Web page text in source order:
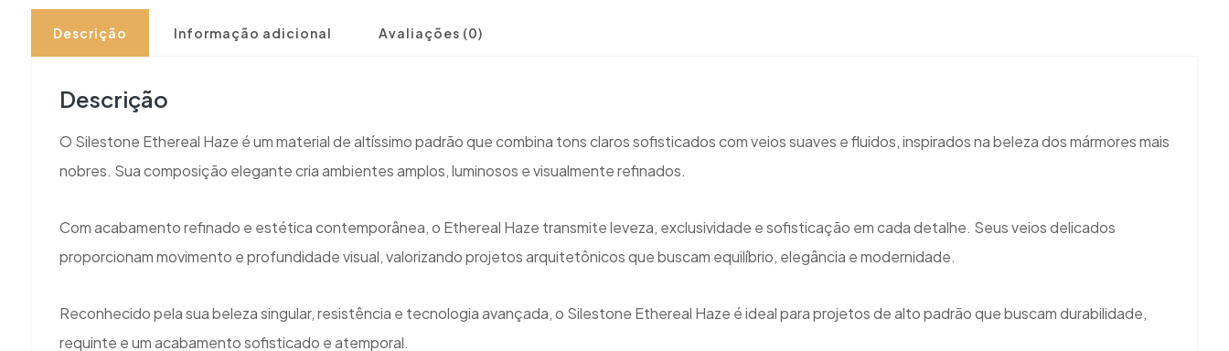
Descrição Informação adicional Avaliações (0)
Descrição
O Silestone Ethereal Haze é um material de altíssimo padrão que combina tons claros sofisticados com veios suaves e fluidos, inspirados na beleza dos mármores mais
nobres. Sua composição elegante cria ambientes amplos, luminosos e visualmente refinados.
Com acabamento refinado e estética contemporânea, o Ethereal Haze transmite leveza, exclusividade e sofisticação em cada detalhe. Seus veios delicados
proporcionam movimento e profundidade visual, valorizando projetos arquitetônicos que buscam equilíbrio, elegância e modernidade.
Reconhecido pela sua beleza singular, resistência e tecnologia avançada, o Silestone Ethereal Haze é ideal para projetos de alto padrão que buscam durabilidade,
requinte e um acabamento sofisticado e atemporal.